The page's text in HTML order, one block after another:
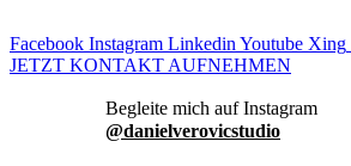
Facebook Instagram Linkedin Youtube Xing
JETZT KONTAKT AUFNEHMEN
danielverovicstudio